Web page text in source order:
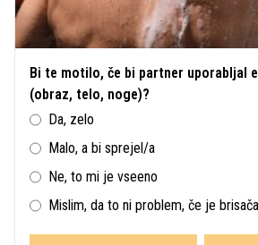
Bi te motilo, če bi partner uporabljal
(obraz, telo, noge)?
Da, zelo
Malo, a bi sprejel/a
Ne, to mi je vseeno
Mislim, da to ni problem, če je